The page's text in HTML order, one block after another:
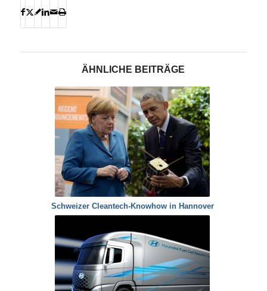
ÄHNLICHE BEITRÄGE
Schweizer Cleantech-Knowhow in Hannover